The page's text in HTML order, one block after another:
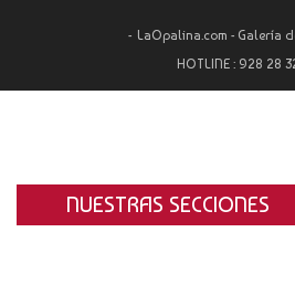
LaOpalina.com - Galería
HOTLINE : 928 28
NUESTRAS SECCIONES